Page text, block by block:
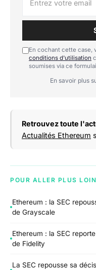
En cochant cette case,
conditions d'utilisation
soumises via ce
En savoir plus
Retrouvez toute
Actualités Ethereum
POUR ALLER PLUS LOIN
Ethereum : la SEC
de Grayscale
Ethereum : la SEC
de Fidelity
La SEC repousse sa